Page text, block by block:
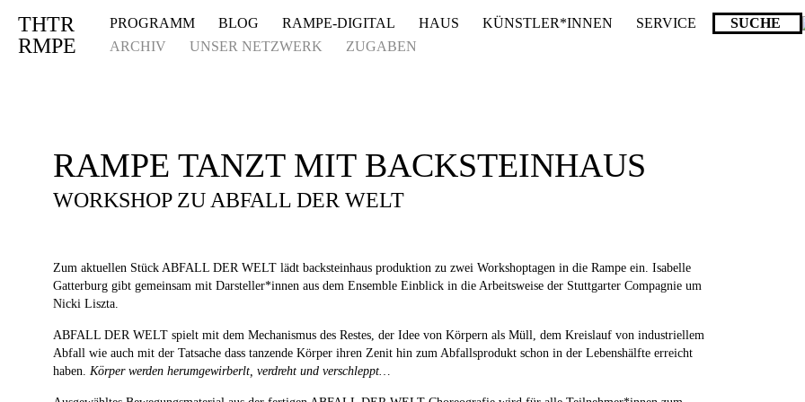
Deprecated : Die Funktion post_permalink ist seit Version 4.4.0 veraltet! Verwende stattdessen get_permalink(). in/homepages/10/d43051023/htdocs/
THTR
RMPE
PROGRAMM BLOG RAMPE-DIGITAL HAUS KÜNSTLER*INNEN
SERVICE
ARCHIV
UNSER NETZWERK ZUGABEN
RAMPE TANZT MIT BACKSTEINHAUS
WORKSHOP ZU ABFALL DER WELT
Zum aktuellen Stück ABFALL DER WELT lädt backsteinhaus produktion zu zwei Workshoptagen in die Rampe ein. Isabelle
Gatterburg gibt gemeinsam mit Darsteller*innen aus dem Ensemble Einblick in die Arbeitsweise der Stuttgarter Compagnie um
Nicki Liszta.
ABFALL DER WELT spielt mit dem Mechanismus des Restes, der Idee von Körpern als Müll, dem Kreislauf von industriellem
Abfall wie auch mit der Tatsache dass tanzende Körper ihren Zenit hin zum Abfallsprodukt schon in der Lebenshälfte erreicht
haben. Körper werden herumgewirberlt, verdreht und verschleppt…